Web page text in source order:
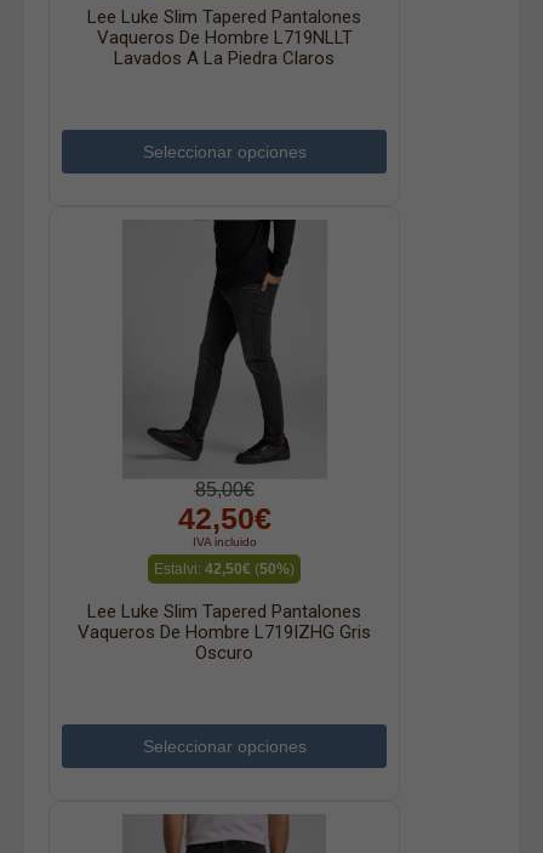
Lee Luke Slim Tapered Pantalones
Vaqueros De Hombre L719NLLT
Lavados A La Piedra Claros
Seleccionar opciones
85,00€
42,50€
IVA incluido
Estalvi: 42,50€ (50%)
Lee Luke Slim Tapered Pantalones
Vaqueros De Hombre L719IZHG Gris
Oscuro
Seleccionar opciones